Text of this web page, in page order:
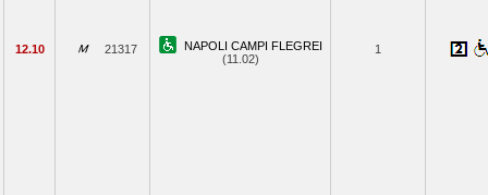
12.10 21317
NAPOLI CAMPI FLEGREI
(11.02)
1